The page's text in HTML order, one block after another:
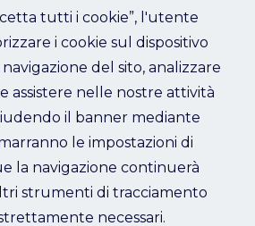
Refresh
tutti i cookie”, l'utente
i cookie sul dispositivo
del sito, analizzare
assistere nelle nostre attività
il banner mediante
le impostazioni di
la navigazione continuerà
strumenti di tracciamento
necessari.